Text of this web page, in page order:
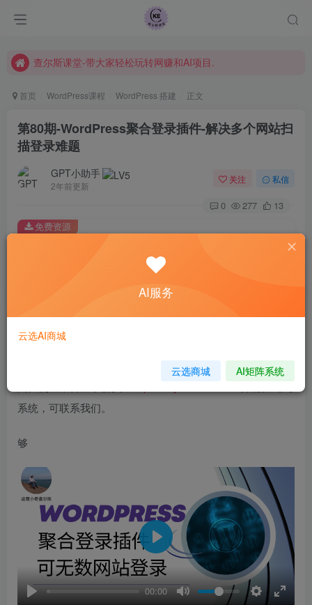
查尔斯课堂-带大家轻松玩转网赚和AI项目.
首页 WordPress课程 WordPress 搭建 正文
第80期-WordPress聚合登录插件-解决多个网站扫
描登录难题
GPT小助手
2年前更新
关注 私信
0 277 13
此内容为免费资源，请登录后查看
登录查看
免费资源
WordPress聚合登录插件，旨在为站长提供用户快捷登录网
系统，可联系我们。
够
00:00
Play
AI服务
云选AI商城
云选商城 AI矩阵系统